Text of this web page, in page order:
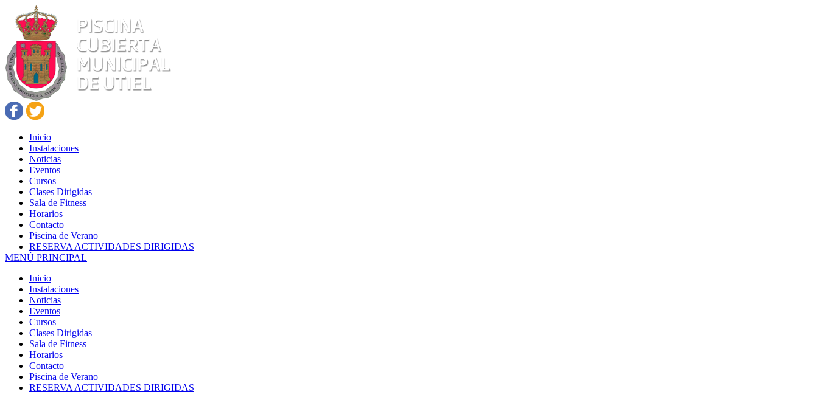
Inicio
Instalaciones
Noticias
Eventos
Cursos
Clases Dirigidas
Sala de Fitness
Horarios
Contacto
Piscina de Verano
RESERVA ACTIVIDADES DIRIGIDAS
MENÚ PRINCIPAL
Inicio
Instalaciones
Noticias
Eventos
Cursos
Clases Dirigidas
Sala de Fitness
Horarios
Contacto
Piscina de Verano
RESERVA ACTIVIDADES DIRIGIDAS